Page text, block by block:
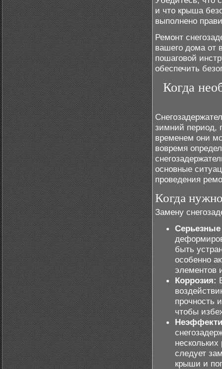
и что крыша
выполнено
Ремонт
вашего дома от
пошаговой
обеспечить
Когда
зимний период,
временем они
вовремя
основные
проведения
Когда
Замену
Серьезные
быть
особенно
элементов
Коррозия:
прочность
чтобы
следует
крыши и